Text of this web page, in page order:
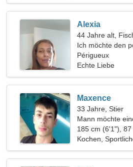
Alexia
44 Jahre alt,
Ich möchte den
kennenlernen
Périgueux
Echte Liebe
Maxence
33 Jahre, Stier
Mann möchte
185 cm (6'1"),
Kochen,